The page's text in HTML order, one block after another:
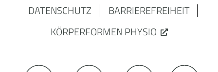
DATENSCHUTZ
BARRIEREFREIHEIT
KÖRPERFORMEN PHYSIO